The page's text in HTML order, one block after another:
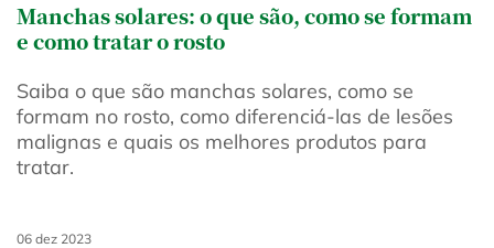
Manchas solares: o que são, como se formam
e como tratar o rosto
Saiba o que são manchas solares, como se
formam no rosto, como diferenciá-las de lesões
malignas e quais os melhores produtos para
tratar.
Creation Date:
06 dez 2023
Update Date: